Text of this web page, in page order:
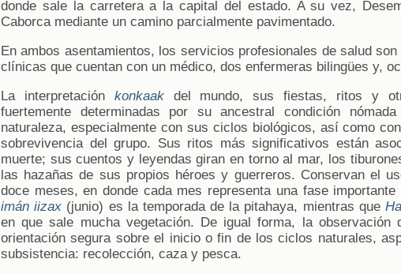
donde sale la carretera a la capital del estado. A su vez,
Caborca mediante un camino parcialmente pavimentado.
En ambos asentamientos, los servicios profesionales de salud
clínicas que cuentan con un médico, dos enfermeras bilingües y,
La interpretación konkaakdel mundo, sus fiestas, ritos y
fuertemente determinadas por su ancestral condición
naturaleza, especialmente con sus ciclos biológicos, así como
sobrevivencia del grupo. Sus ritos más significativos están
muerte; sus cuentos y leyendas giran en torno al mar, los
las hazañas de sus propios héroes y guerreros. Conservan el
doce meses, en donde cada mes representa una fase
imán iizax (junio) es la temporada de la pitahaya, mientras que
en que sale mucha vegetación. De igual forma, la observación
orientación segura sobre el inicio o fin de los ciclos naturales,
subsistencia: recolección, caza y pesca.